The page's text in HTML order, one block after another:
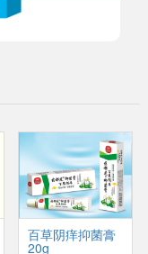
百草阴痒抑菌膏
20g